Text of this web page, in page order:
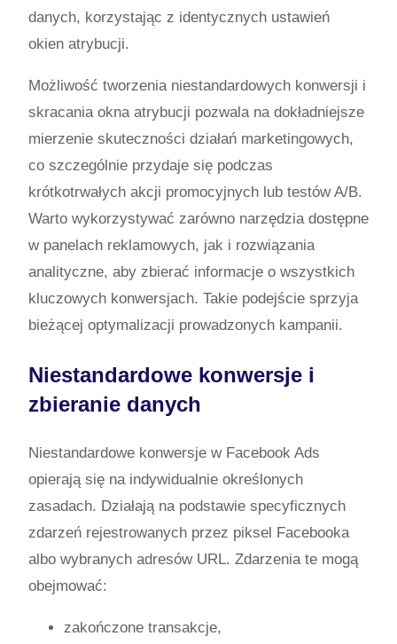
danych, korzystając z identycznych ustawień
okien atrybucji.
Możliwość tworzenia niestandardowych konwersji i
skracania okna atrybucji pozwala na dokładniejsze
mierzenie skuteczności działań marketingowych,
co szczególnie przydaje się podczas
krótkotrwałych akcji promocyjnych lub testów A/B.
Warto wykorzystywać zarówno narzędzia dostępne
w panelach reklamowych, jak i rozwiązania
analityczne, aby zbierać informacje o wszystkich
kluczowych konwersjach. Takie podejście sprzyja
bieżącej optymalizacji prowadzonych kampanii.
Niestandardowe konwersje i
zbieranie danych
Niestandardowe konwersje w Facebook Ads
opierają się na indywidualnie określonych
zasadach. Działają na podstawie specyficznych
zdarzeń rejestrowanych przez piksel Facebooka
albo wybranych adresów URL. Zdarzenia te mogą
obejmować:
zakończone transakcje,